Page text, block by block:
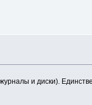
и диски).